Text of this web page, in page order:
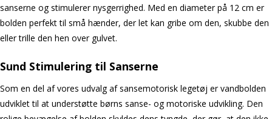
sanserne og stimulerer nysgerrighed. Med en diameter på 12 cm er
bolden perfekt til små hænder, der let kan gribe om den, skubbe den
eller trille den hen over gulvet.
Sund Stimulering til Sanserne
Som en del af vores udvalg af sansemotorisk legetøj er vandbolden
udviklet til at understøtte børns sanse- og motoriske udvikling. Den